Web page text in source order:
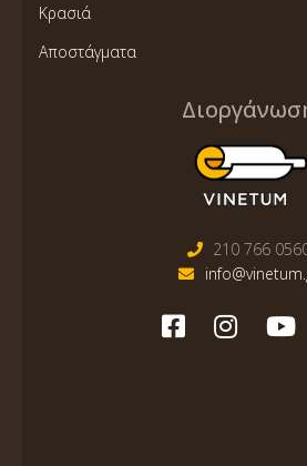
Κρασιά
Αποστάγματα
210 766